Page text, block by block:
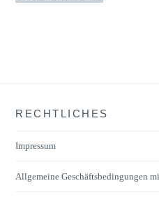
Optionen
RECHTLICHES
Impressum
Allgemeine Geschäftsbedingungen